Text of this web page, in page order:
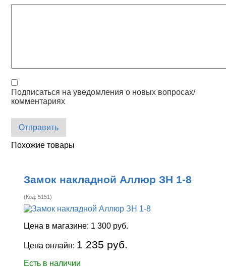
Подписаться на уведомления о новых вопросах/
комментариях
Отправить
Похожие товары
Замок накладной Аллюр ЗН 1-8
(Код:5151)
Цена в магазине: 1 300 руб.
Цена онлайн: 1 235 руб.
Есть в наличии